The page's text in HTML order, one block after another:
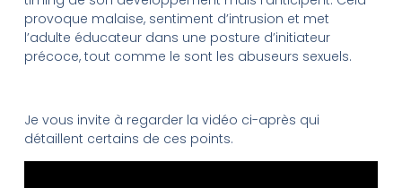
provoque malaise, sentiment d’intrusion et met
l’adulte éducateur dans une posture d’initiateur
précoce, tout comme le sont les abuseurs sexuels.
Je vous invite à regarder la vidéo ci-après qui
détaillent certains de ces points.